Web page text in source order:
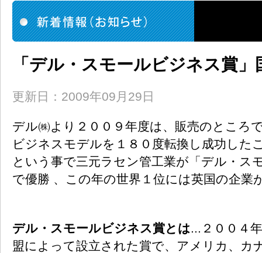
「デル・スモールビジネス賞」
更新日：2009年09月29日
デル㈱より２００９年度は、販売のところ
ビジネスモデルを１８０度転換し成功した
という事で三元ラセン管工業が「デル・ス
で優勝 、この年の世界１位には英国の企業
デル・スモールビジネス賞とは...２００４
盟によって設立された賞で、アメリカ、カ